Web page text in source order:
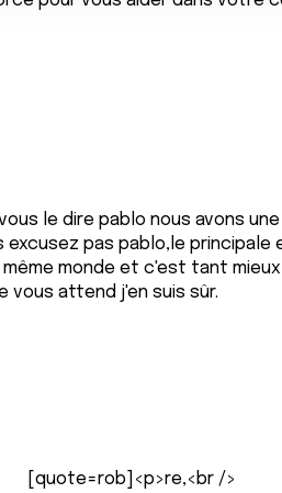
le dire pablo nous avons
excusez pas pablo,le
même monde et c'est tant
vous attend j'en suis sûr.
[quote=rob]<p>re,<br />